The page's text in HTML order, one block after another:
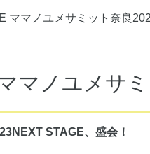
ママノユメサミット奈良
マノユメサ
STAGE、盛会！